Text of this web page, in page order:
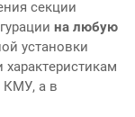
секции
на любую
установки
КМУ, а в